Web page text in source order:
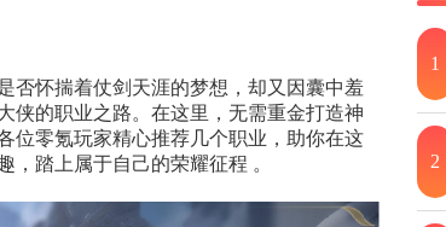
否怀揣着仗剑天涯的梦想，却又因囊中羞
侠的职业之路。在这里，无需重金打造神
位零氪玩家精心推荐几个职业，助你在这
踏上属于自己的荣耀征程 。
1
2